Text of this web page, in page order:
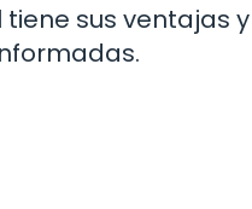
sus ventajas y